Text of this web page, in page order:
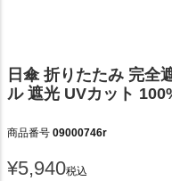
日傘 折りたたみ 完全
ル 遮光 UVカット
商品番号 09000746r
¥5,940税込